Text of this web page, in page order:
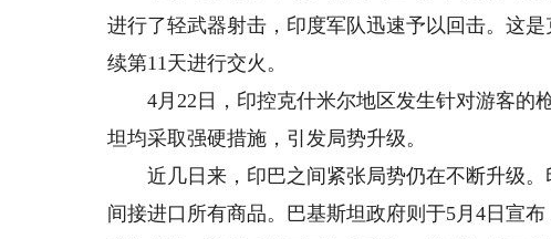
进行了轻武器射击，印度军队迅速予以回击。这
续第11天进行交火。
4月22日，印控克什米尔地区发生针对游客的
坦均采取强硬措施，引发局势升级。
近几日来，印巴之间紧张局势仍在不断升级。
间接进口所有商品。巴基斯坦政府则于5月4日宣